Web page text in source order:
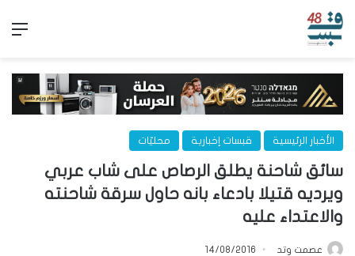
الأخبار الرئيسية قبسات إخبارية محليّات
سائق شاحنة يطلق الرصاص على شاب عربي
ويرديه قتيلا بادعاء بانه حاول سرقة شاحنته
والاعتداء عليه
عصمت وتد 14/08/2016